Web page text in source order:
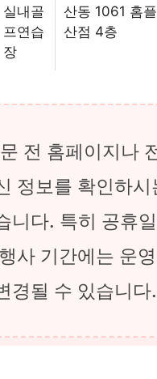
실내골
프연습
장
산동 1061 홈
산점 4층
전 홈페이지나
정보를 확인하시
니다. 특히 공휴
사 기간에는 운영
경될 수 있습니다.